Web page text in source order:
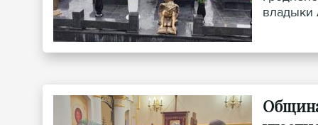
владыки